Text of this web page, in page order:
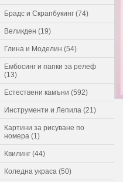
Брадс и Скрапбукинг (74)
Великден (19)
Глина и Моделин (54)
Ембосинг и папки за релеф
(13)
Естествени камъни (592)
Инструменти и Лепила (21)
Картини за рисуване по
номера (1)
Квилинг (44)
Коледна украса (50)